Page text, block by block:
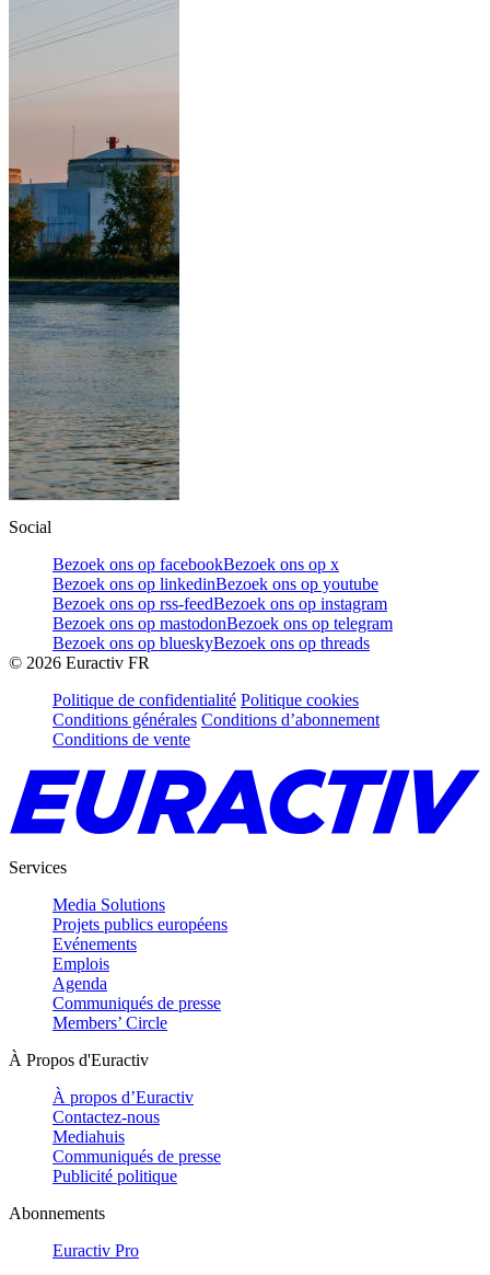
Social
Bezoek ons op facebookBezoek ons op x
Bezoek ons op linkedinBezoek ons op youtube
Bezoek ons op rss-feedBezoek ons op instagram
Bezoek ons op mastodonBezoek ons op telegram
Bezoek ons op blueskyBezoek ons op threads
© 2026 Euractiv FR
Politique de confidentialité Politique cookies
Conditions générales Conditions d’abonnement
Conditions de vente
Services
Media Solutions
Projets publics européens
Evénements
Emplois
Agenda
Communiqués de presse
Members’ Circle
À Propos d'Euractiv
À propos d’Euractiv
Contactez-nous
Mediahuis
Communiqués de presse
Publicité politique
Abonnements
Euractiv Pro